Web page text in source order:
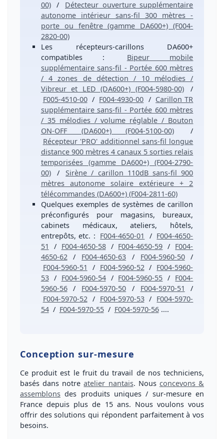
00) /
Détecteur ouverture supplémentaire
autonome intérieur sans-fil 300 mètres -
porte ou fenêtre (gamme DA600+) (F004-
2820-00)
Les récepteurs-carillons DA600+
compatibles :
Bipeur mobile
supplémentaire sans-fil - Portée 600 mètres
/ 4 zones de détection / 10 mélodies /
Vibreur et LED (DA600+) (F004-5980-00)
/
F005-4510-00 / F004-4930-00 / Carillon TR
supplémentaire sans-fil - Portée 600 mètres
/ 35 mélodies / volume réglable / Bouton
ON-OFF (DA600+) (F004-5100-00)
/
Récepteur 'PRO' additionnel sans-fil longue
distance 900 mètres 4 canaux 5 sorties relais
temporisées (gamme DA600+) (F004-2790-
00)
/
Sirène / carillon 110dB sans-fil 900
mètres autonome solaire extérieure + 2
télécommandes (DA600+) (F004-2811-60)
Quelquesexemples desystèmes de carillon
préconfiguréspour magasins, bureaux,
cabinets médicaux, ateliers, hôtels,
entrepôts, etc. : F004-4650-01 / F004-4650-
51
/ F004-4650-58 / F004-4650-59 / F004-
4650-62
/ F004-4650-63 / F004-5960-50 /
F004-5960-51
/ F004-5960-52 / F004-5960-
53 / F004-5960-54 / F004-5960-55 / F004-
5960-56
/ F004-5970-50 / F004-5970-51
/
F004-5970-52 / F004-5970-53 / F004-5970-
54 / F004-5970-55 / F004-5970-56 ....
Conception sur-mesure
Ce produit est le fruit du travail de nos techniciens,
basés dans notreatelier nantais. Nous concevons &
assemblons des produits uniques / sur-mesureen
France depuis plus de 15 ans. Nous voulons vous
offrir des solutions qui répondent parfaitement à vos
besoins.